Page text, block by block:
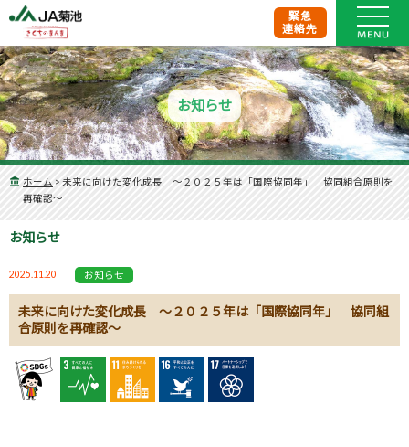
緊急
連絡先
お知らせ
ホーム > 未来に向けた変化成長 ～２０２５年は「国際協同年」 協同組合原則を
再確認～
お知らせ
2025.11.20 お知らせ
未来に向けた変化成長 ～２０２５年は「国際協同年」 協同組
合原則を再確認～